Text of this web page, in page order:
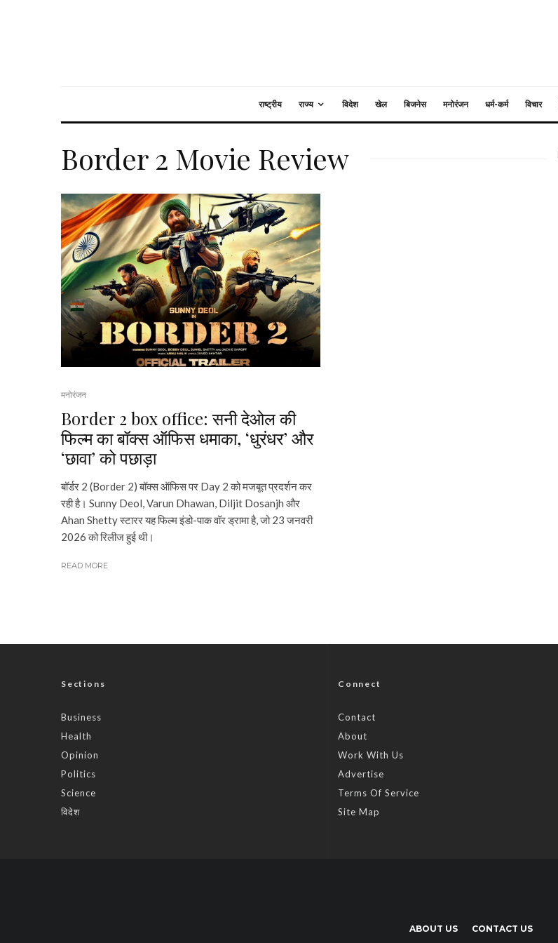
राष्ट्रीय राज्य विदेश खेल बिजनेस मनोरंजन धर्म-कर्म विचार
Border 2 Movie Review
मनोरंजन
Border 2 box office: सनी देओल की
फिल्म का बॉक्स ऑफिस धमाका, ‘धुरंधर’ और
‘छावा’ को पछाड़ा
बॉर्डर 2 (Border 2) बॉक्स ऑफिस पर Day 2 को मजबूत प्रदर्शन कर
रही है। Sunny Deol, Varun Dhawan, Diljit Dosanjh और
Ahan Shetty स्टारर यह फिल्म इंडो-पाक वॉर ड्रामा है, जो 23 जनवरी
2026 को रिलीज हुई थी।
READ MORE
Sections
Business
Health
Opinion
Politics
Science
विदेश
Connect
Contact
About
Work With Us
Advertise
Terms Of Service
Site Map
ABOUT US CONTACT US